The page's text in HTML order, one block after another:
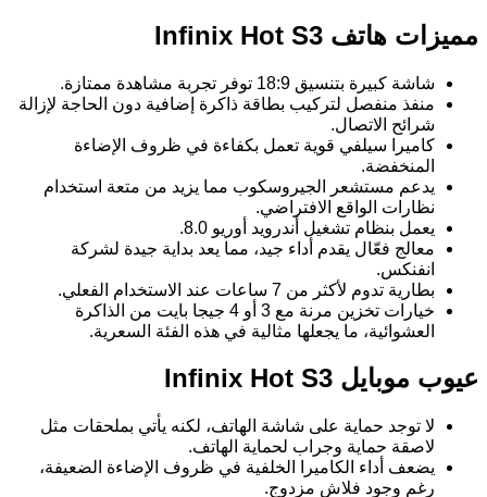
مميزات هاتف Infinix Hot S3
شاشة كبيرة بتنسيق 18:9 توفر تجربة مشاهدة ممتازة.
منفذ منفصل لتركيب بطاقة ذاكرة إضافية دون الحاجة لإزالة
شرائح الاتصال.
كاميرا سيلفي قوية تعمل بكفاءة في ظروف الإضاءة
المنخفضة.
يدعم مستشعر الجيروسكوب مما يزيد من متعة استخدام
نظارات الواقع الافتراضي.
يعمل بنظام تشغيل أندرويد أوريو 8.0.
معالج فعّال يقدم أداء جيد، مما يعد بداية جيدة لشركة
انفنكس.
بطارية تدوم لأكثر من 7 ساعات عند الاستخدام الفعلي.
خيارات تخزين مرنة مع 3 أو 4 جيجا بايت من الذاكرة
العشوائية، ما يجعلها مثالية في هذه الفئة السعرية.
عيوب موبايل Infinix Hot S3
لا توجد حماية على شاشة الهاتف، لكنه يأتي بملحقات مثل
لاصقة حماية وجراب لحماية الهاتف.
يضعف أداء الكاميرا الخلفية في ظروف الإضاءة الضعيفة،
رغم وجود فلاش مزدوج.